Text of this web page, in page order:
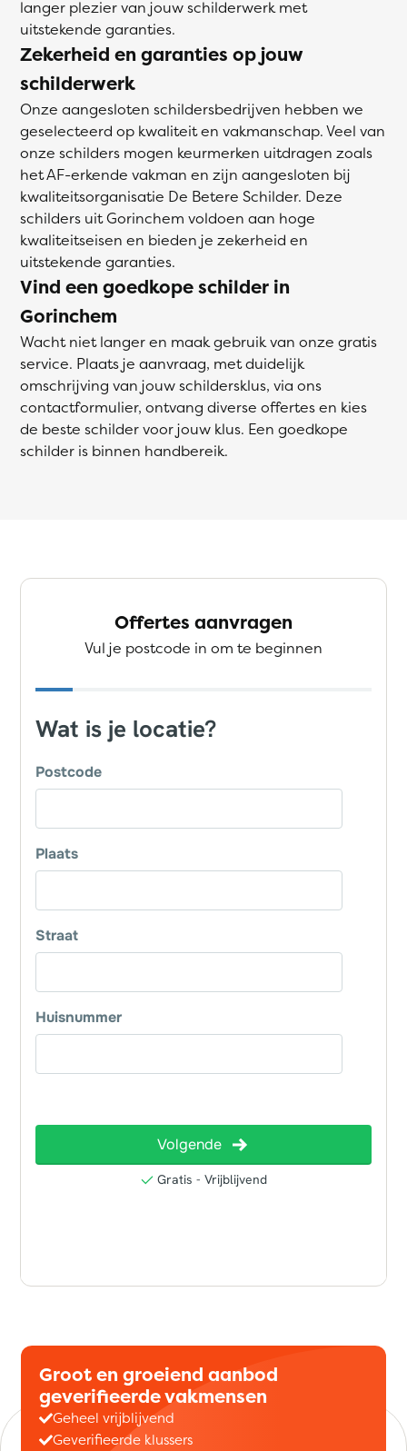
langer plezier van jouw schilderwerk met
uitstekende garanties.
Zekerheid en garanties op jouw
schilderwerk
Onze aangesloten schildersbedrijven hebben we
geselecteerd op kwaliteit en vakmanschap. Veel van
onze schilders mogen keurmerken uitdragen zoals
het AF-erkende vakman en zijn aangesloten bij
kwaliteitsorganisatie De Betere Schilder. Deze
schilders uit Gorinchem voldoen aan hoge
kwaliteitseisen en bieden je zekerheid en
uitstekende garanties.
Vind een goedkope schilder in
Gorinchem
Wacht niet langer en maak gebruik van onze gratis
service. Plaats je aanvraag, met duidelijk
omschrijving van jouw schildersklus, via ons
contactformulier, ontvang diverse offertes en kies
de beste schilder voor jouw klus. Een goedkope
schilder is binnen handbereik.
Offertes aanvragen
Vul je postcode in om te beginnen
Groot en groeiend aanbod
geverifieerde vakmensen
Geheel vrijblijvend
Geverifieerde klussers